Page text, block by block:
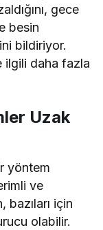
gece
besin
bildiriyor.
ilgili daha fazla
Uzak
yöntem
ve
için
olabilir.